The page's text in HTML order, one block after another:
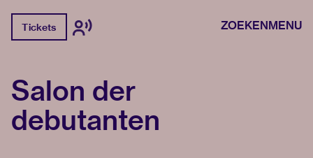
Tickets ZOEKENMENU
Salon der
debutanten